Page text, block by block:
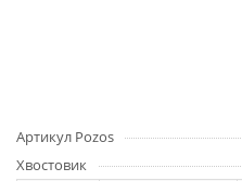
Артикул Pozos
Хвостовик